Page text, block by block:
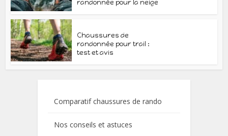
randonnée pour la neige
Chaussures de
randonnée pour trail :
test et avis
Comparatif chaussures de rando
Nos conseils et astuces